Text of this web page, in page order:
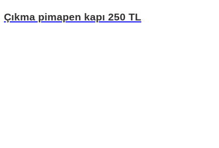
Çıkma pimapen kapı 250 TL